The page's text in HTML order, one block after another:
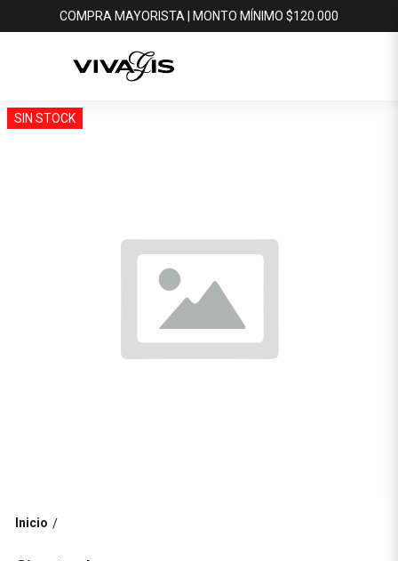
COMPRA MAYORISTA | MONTO MÍNIMO $120.000
SIN STOCK
Inicio /